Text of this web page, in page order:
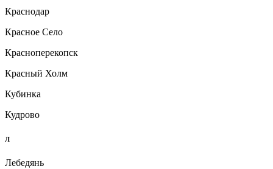
Краснодар
Красное Село
Красноперекопск
Красный Холм
Кубинка
Кудрово
Л
Лебедянь